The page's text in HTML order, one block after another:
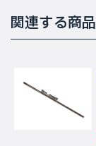
関連する商品